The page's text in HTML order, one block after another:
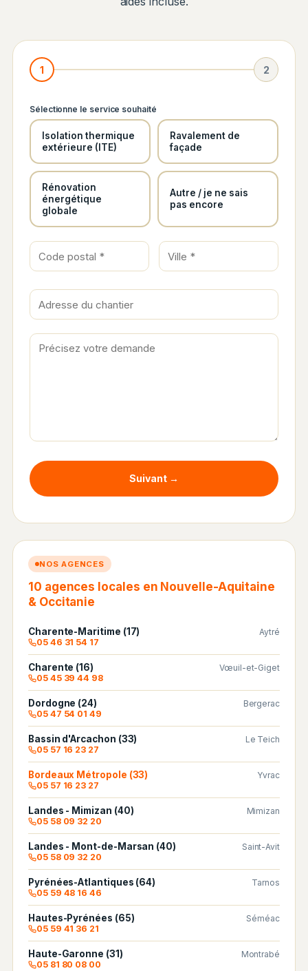
1 2
Sélectionne le service souhaité
Isolation thermique
extérieure (ITE)
Ravalement de
façade
Rénovation
énergétique
globale
Autre / je ne sais
pas encore
Suivant →
NOS AGENCES
10 agences locales en Nouvelle-Aquitaine
& Occitanie
Charente-Maritime (17)
Aytré
05 46 31 54 17
Charente (16)
Vœuil-et-Giget
05 45 39 44 98
Dordogne (24)
Bergerac
05 47 54 01 49
Bassin d'Arcachon (33)
Le Teich
05 57 16 23 27
Bordeaux Métropole (33)
Yvrac
05 57 16 23 27
Landes - Mimizan (40)
Mimizan
05 58 09 32 20
Landes - Mont-de-Marsan (40)
Saint-Avit
05 58 09 32 20
Pyrénées-Atlantiques (64)
Tarnos
05 59 48 16 46
Hautes-Pyrénées (65)
Séméac
05 59 41 36 21
Haute-Garonne (31)
Montrabé
05 81 80 08 00